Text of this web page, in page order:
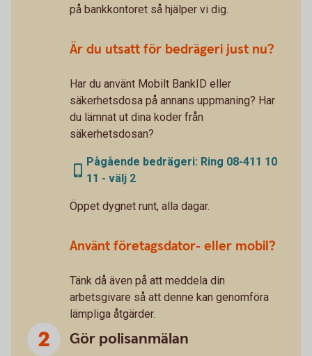
på bankkontoret så hjälper vi dig.
Är du utsatt för bedrägeri just nu?
Har du använt Mobilt BankID eller
säkerhetsdosa på annans uppmaning? Har
du lämnat ut dina koder från
säkerhetsdosan?
Pågående bedrägeri: Ring 08-411 10
11 - välj 2
Öppet dygnet runt, alla dagar.
Använt företagsdator- eller mobil?
Tänk då även på att meddela din
arbetsgivare så att denne kan genomföra
lämpliga åtgärder.
Gör polisanmälan